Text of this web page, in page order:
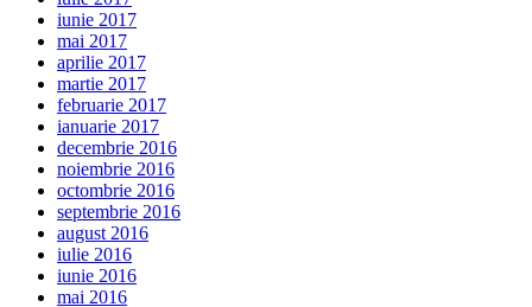
iunie 2017
mai 2017
aprilie 2017
martie 2017
februarie 2017
ianuarie 2017
decembrie 2016
noiembrie 2016
octombrie 2016
septembrie 2016
august 2016
iulie 2016
iunie 2016
mai 2016